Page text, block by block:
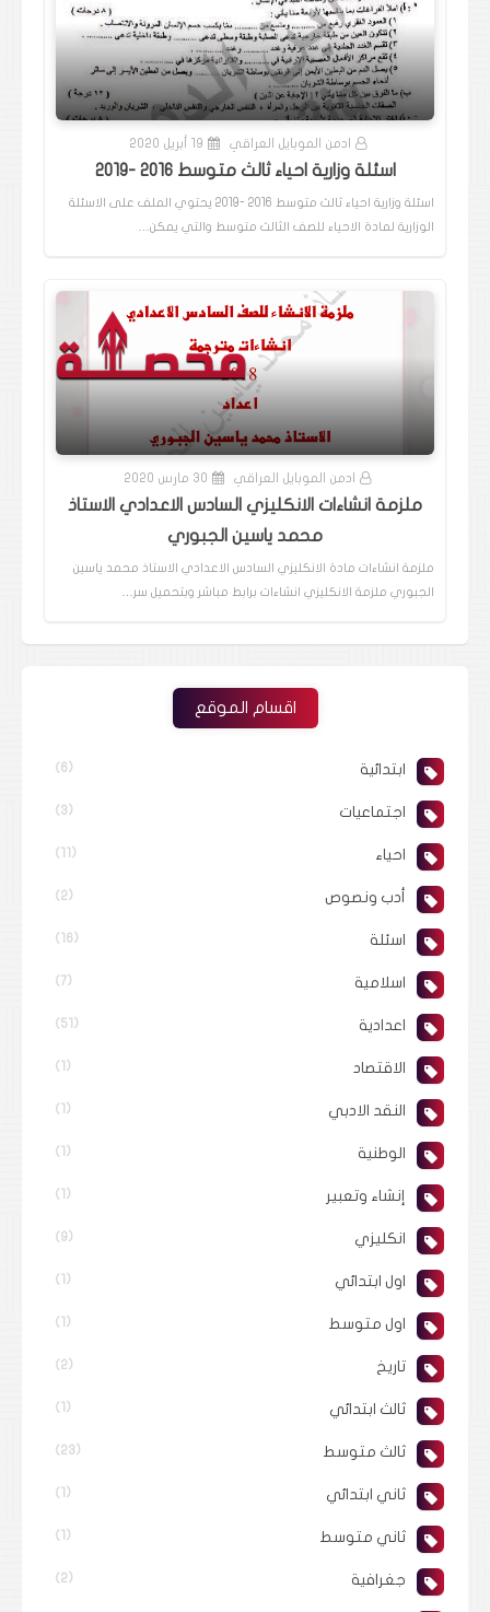
ادمن الموبايل العراقي 19 أبريل 2020
اسئلة وزارية احياء ثالث متوسط 2016 -2019
اسئلة وزارية احياء ثالث متوسط 2016 -2019 يحتوي الملف على الاسئلة
الوزارية لمادة الاحياء للصف الثالث متوسط والتي يمكن…
ادمن الموبايل العراقي 30 مارس 2020
ملزمة انشاءات الانكليزي السادس الاعدادي الاستاذ
محمد ياسين الجبوري
ملزمة انشاءات مادة الانكليزي السادس الاعدادي الاستاذ محمد ياسين
الجبوري ملزمة الانكليزي انشاءات برابط مباشر وبتحميل سر…
اقسام الموقع
ابتدائية (6)
اجتماعيات (3)
احياء (11)
أدب ونصوص (2)
اسئلة (16)
اسلامية (7)
اعدادية (51)
الاقتصاد (1)
النقد الادبي (1)
الوطنية (1)
إنشاء وتعبير (1)
انكليزي (9)
اول ابتدائي (1)
اول متوسط (1)
تاريخ (2)
ثالث ابتدائي (1)
ثالث متوسط (23)
ثاني ابتدائي (1)
ثاني متوسط (1)
جغرافية (2)